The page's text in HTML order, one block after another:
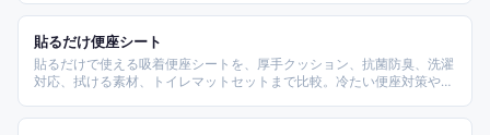
貼るだけ便座シート
貼るだけで使える吸着便座シートを、厚手クッション、抗菌防臭、洗濯
対応、拭ける素材、トイレマットセットまで比較。冷たい便座対策や季